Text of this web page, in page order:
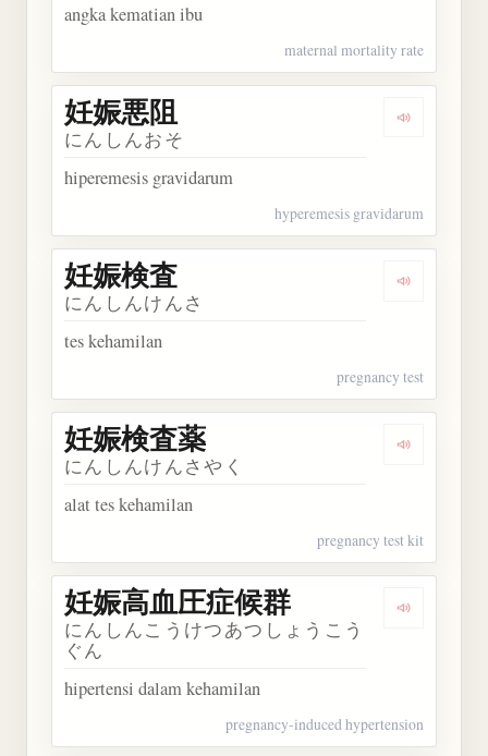
angka kematian ibu
maternal mortality rate
Dengarkan
妊娠悪阻
にんしんおそ
hiperemesis gravidarum
hyperemesis gravidarum
Dengarkan
妊娠検査
にんしんけんさ
tes kehamilan
pregnancy test
Dengarkan
妊娠検査薬
にんしんけんさやく
alat tes kehamilan
pregnancy test kit
Dengarkan
妊娠高血圧症候群
にんしんこうけつあつしょうこう
ぐん
hipertensi dalam kehamilan
pregnancy-induced hypertension